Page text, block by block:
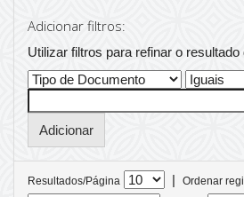
Adicionar filtros:
Utilizar filtros para refinar o resultado
Resultados/Página |
Ordenar